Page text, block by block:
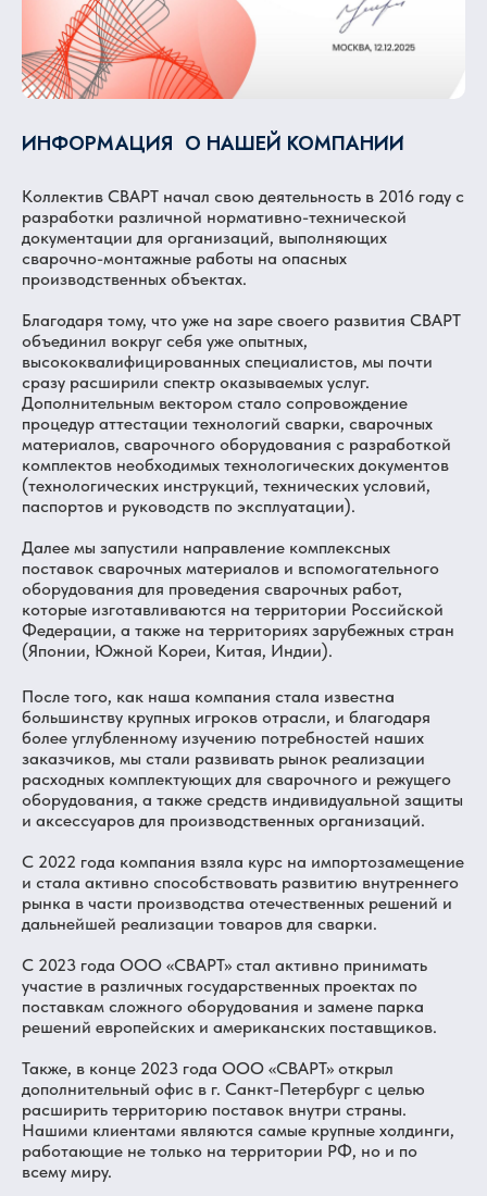
ИНФОРМАЦИЯ О НАШЕЙ КОМПАНИИ
Коллектив СВАРТ начал свою деятельность в 2016 году с
разработки различной нормативно-технической
документации для организаций, выполняющих
сварочно-монтажные работы на опасных
производственных объектах.
Благодаря тому, что уже на заре своего развития СВАРТ
объединил вокруг себя уже опытных,
высококвалифицированных специалистов, мы почти
сразу расширили спектр оказываемых услуг.
Дополнительным вектором стало сопровождение
процедур аттестации технологий сварки, сварочных
материалов, сварочного оборудования с разработкой
комплектов необходимых технологических документов
(технологических инструкций, технических условий,
паспортов и руководств по эксплуатации).
Далее мы запустили направление комплексных
поставок сварочных материалов и вспомогательного
оборудования для проведения сварочных работ,
которые изготавливаются на территории Российской
Федерации, а также на территориях зарубежных стран
(Японии, Южной Кореи, Китая, Индии).
После того, как наша компания стала известна
большинству крупных игроков отрасли, и благодаря
более углубленному изучению потребностей наших
заказчиков, мы стали развивать рынок реализации
расходных комплектующих для сварочного и режущего
оборудования, а также средств индивидуальной защиты
и аксессуаров для производственных организаций.
С 2022 года компания взяла курс на импортозамещение
и стала активно способствовать развитию внутреннего
рынка в части производства отечественных решений и
дальнейшей реализации товаров для сварки.
С 2023 года ООО «СВАРТ» стал активно принимать
участие в различных государственных проектах по
поставкам сложного оборудования и замене парка
решений европейских и американских поставщиков.
Также, в конце 2023 года ООО «СВАРТ» открыл
дополнительный офис в г. Санкт-Петербург с целью
расширить территорию поставок внутри страны.
Нашими клиентами являются самые крупные холдинги,
работающие не только на территории РФ, но и по
всему миру.